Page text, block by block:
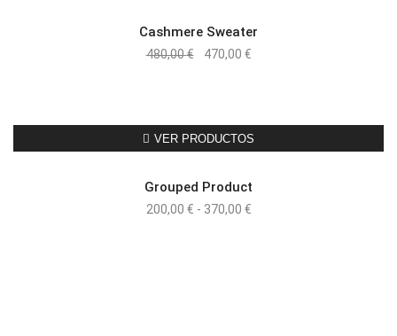
Cashmere Sweater
480,00€
El
480,00 €.
470,00 €El
470,00 €.
VER PRODUCTOS
Grouped Product
200,00 € - 370,00 €Rango